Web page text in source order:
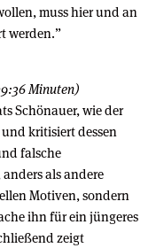
muss hier und an
werden.”
Minuten)
Schönauer, wie der
kritisiert dessen
falsche
als andere
Motiven, sondern
ihn für ein jüngeres
zeigt